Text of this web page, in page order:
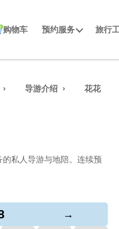
购物车 预约服务 旅行
导游介绍 花花
私人导游与地陪。连续预
→